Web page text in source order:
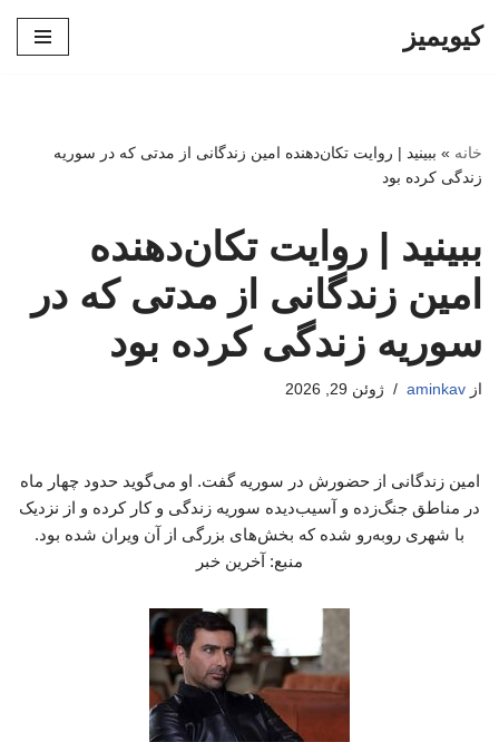
کیویمیز
خانه » ببینید | روایت تکان‌دهنده امین زندگانی از مدتی که در سوریه
زندگی کرده بود
ببینید | روایت تکان‌دهنده
امین زندگانی از مدتی که در
سوریه زندگی کرده بود
از aminkav ژوئن 29, 2026
امین زندگانی از حضورش در سوریه گفت. او می‌گوید حدود چهار ماه
در مناطق جنگ‌زده و آسیب‌دیده سوریه زندگی و کار کرده و از نزدیک
با شهری روبه‌رو شده که بخش‌های بزرگی از آن ویران شده بود.
منبع: آخرین خبر